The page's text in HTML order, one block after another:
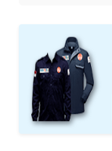
OTOMOTIF
WAHANA
HEALTH
WAHANA